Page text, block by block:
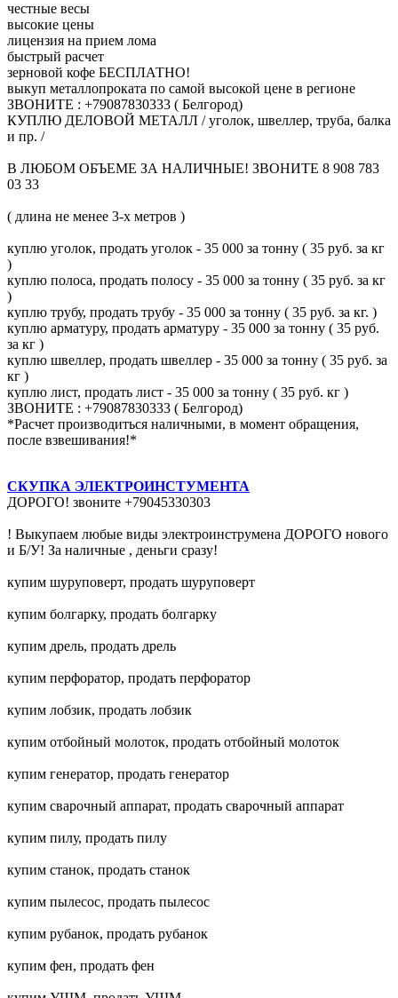
честные весы
высокие цены
лицензия на прием лома
быстрый расчет
зерновой кофе БЕСПЛАТНО!
выкуп металлопроката по самой высокой цене в регионе
ЗВОНИТЕ : +79087830333 ( Белгород)
КУПЛЮ ДЕЛОВОЙ МЕТАЛЛ / уголок, швеллер, труба, балка
и пр. /
В ЛЮБОМ ОБЪЕМЕ ЗА НАЛИЧНЫЕ! ЗВОНИТЕ 8 908 783
03 33
( длина не менее 3-х метров )
куплю уголок, продать уголок - 35 000 за тонну ( 35 руб. за кг
)
куплю полоса, продать полосу - 35 000 за тонну ( 35 руб. за кг
)
куплю трубу, продать трубу - 35 000 за тонну ( 35 руб. за кг. )
куплю арматуру, продать арматуру - 35 000 за тонну ( 35 руб.
за кг )
куплю швеллер, продать швеллер - 35 000 за тонну ( 35 руб. за
кг )
куплю лист, продать лист - 35 000 за тонну ( 35 руб. кг )
ЗВОНИТЕ : +79087830333 ( Белгород)
*Расчет производиться наличными, в момент обращения,
после взвешивания!*
СКУПКА ЭЛЕКТРОИНСТУМЕНТА
ДОРОГО! звоните +79045330303
! Выкупаем любые виды электроинструмена ДОРОГО нового
и Б/У! За наличные , деньги сразу!
купим шуруповерт, продать шуруповерт
купим болгарку, продать болгарку
купим дрель, продать дрель
купим перфоратор, продать перфоратор
купим лобзик, продать лобзик
купим отбойный молоток, продать отбойный молоток
купим генератор, продать генератор
купим сварочный аппарат, продать сварочный аппарат
купим пилу, продать пилу
купим станок, продать станок
купим пылесос, продать пылесос
купим рубанок, продать рубанок
купим фен, продать фен